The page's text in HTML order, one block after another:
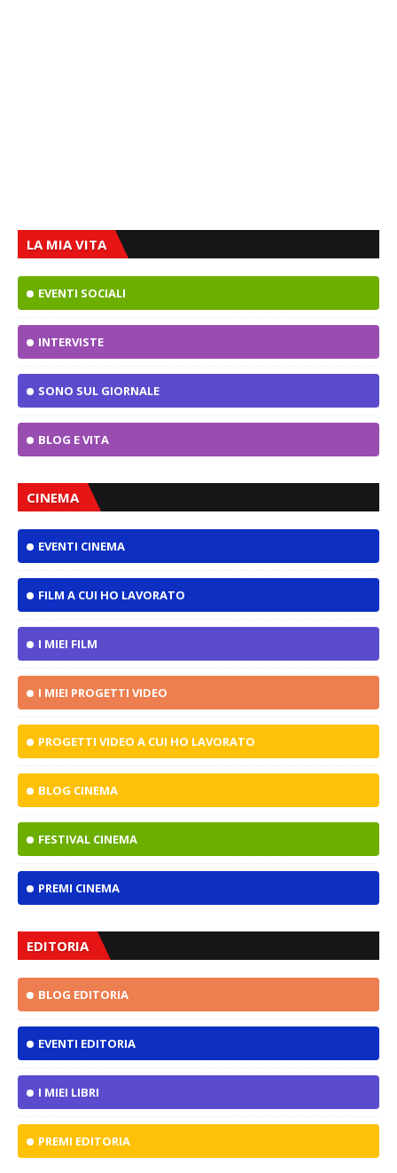
LA MIA VITA
EVENTI SOCIALI
INTERVISTE
SONO SUL GIORNALE
BLOG E VITA
CINEMA
EVENTI CINEMA
FILM A CUI HO LAVORATO
I MIEI FILM
I MIEI PROGETTI VIDEO
PROGETTI VIDEO A CUI HO LAVORATO
BLOG CINEMA
FESTIVAL CINEMA
PREMI CINEMA
EDITORIA
BLOG EDITORIA
EVENTI EDITORIA
I MIEI LIBRI
PREMI EDITORIA